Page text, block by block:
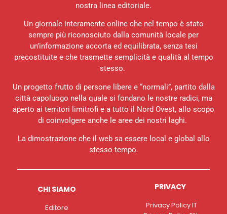
nostra linea editoriale.
Un giornale interamente online che nel tempo è stato
sempre più riconosciuto dalla comunità locale per
un’informazione accorta ed equilibrata, senza tesi
precostituite e che trasmette semplicità e qualità al tempo
stesso.
Un progetto frutto di persone libere e “normali”, partito dalla
città capoluogo nella quale si fondano le nostre radici, ma
aperto ai territori limitrofi e a tutto il Nord Ovest, allo scopo
di coinvolgere anche le aree dei nostri laghi.
La dimostrazione che il web sa essere local e global allo
stesso tempo.
CHI SIAMO
Editore
PRIVACY
Privacy Policy IT